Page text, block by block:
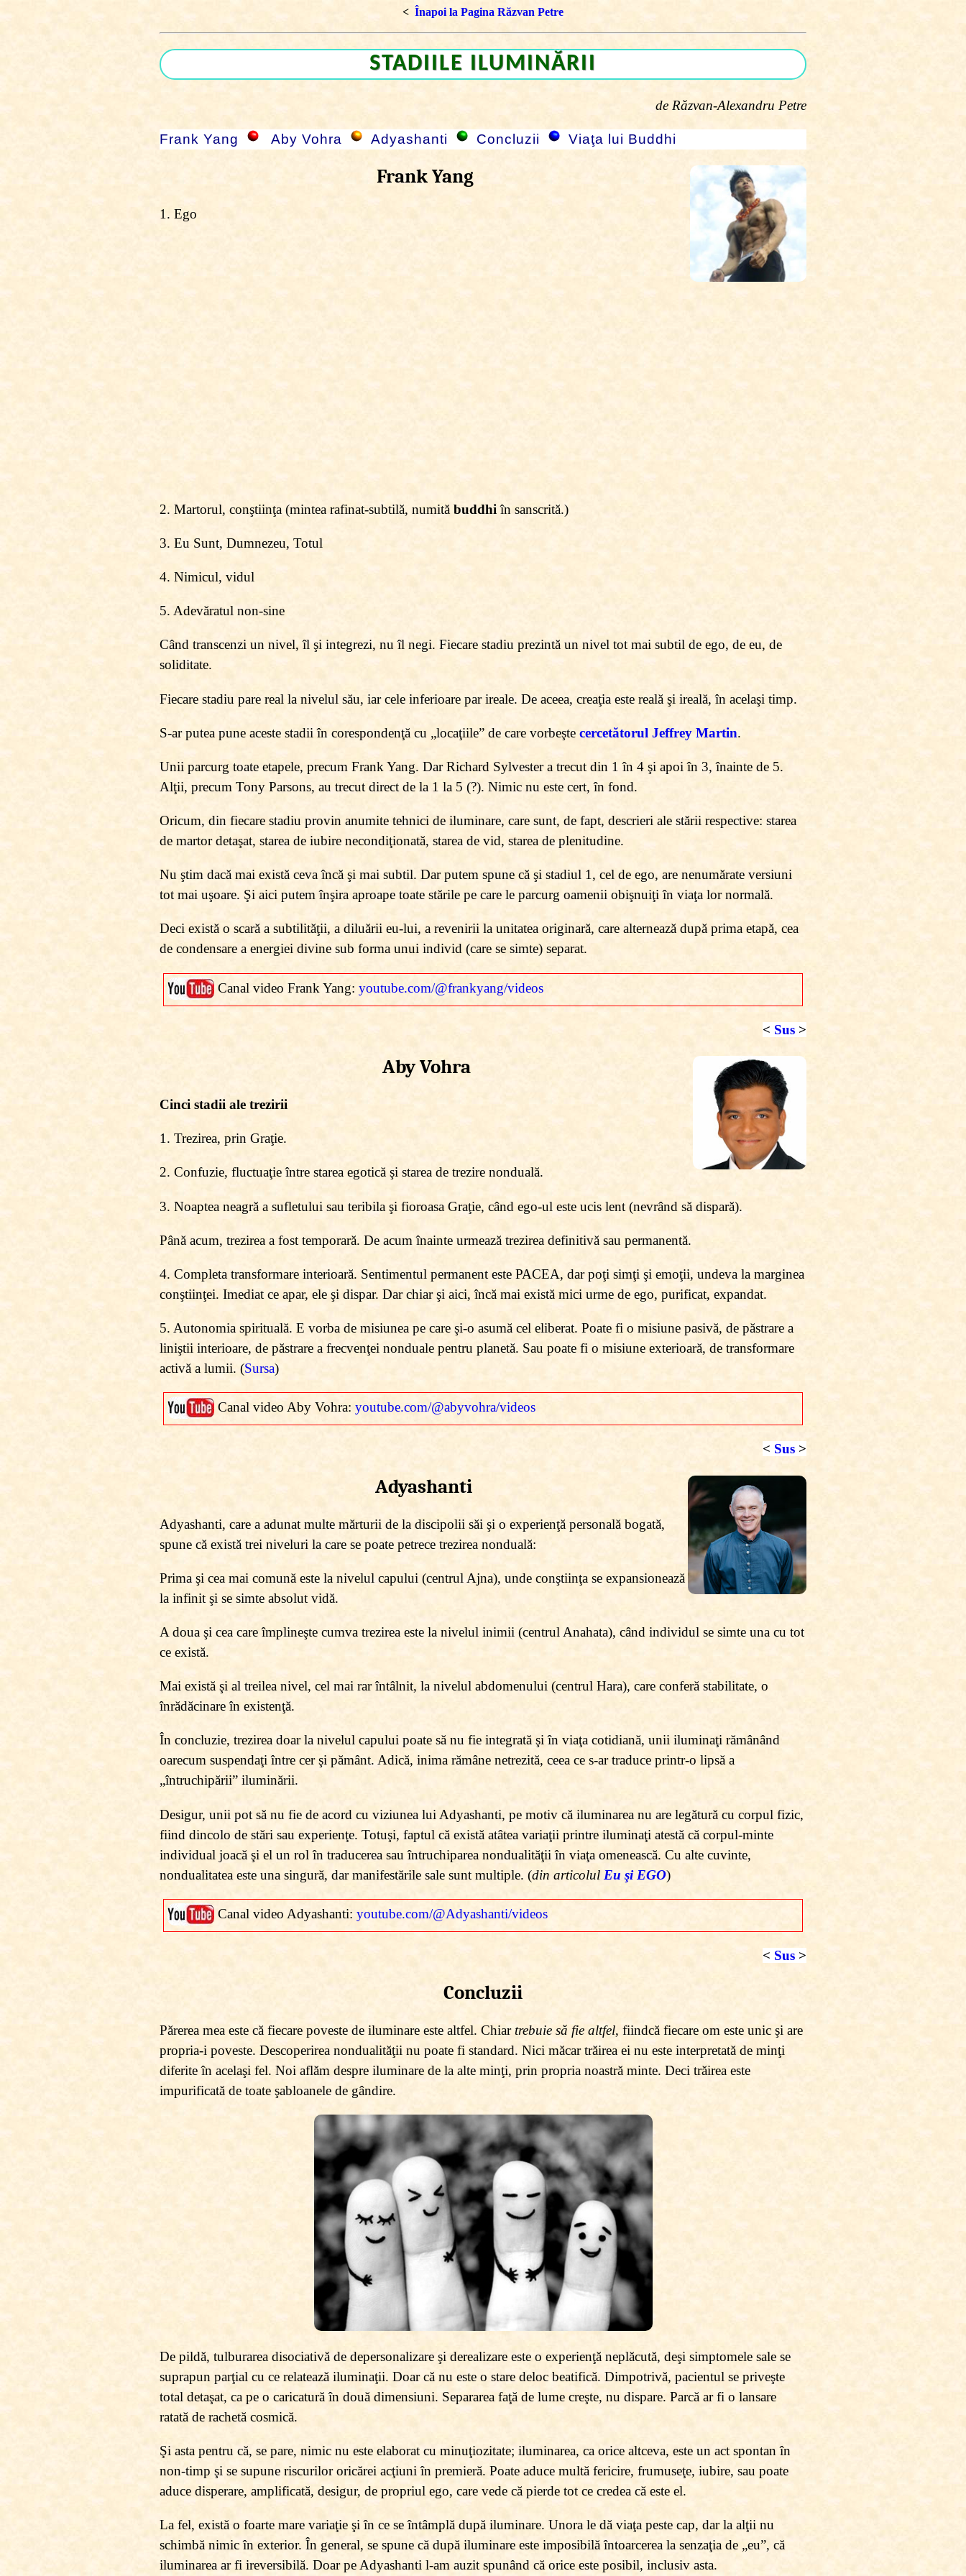
< Înapoi la Pagina Răzvan Petre
STADIILE ILUMINĂRII
de Răzvan-Alexandru Petre
Frank Yang Aby Vohra Adyashanti Concluzii Viaţa lui Buddhi
Frank Yang
1. Ego
2. Martorul, conştiinţa (mintea rafinat-subtilă, numită buddhi în sanscrită.)
3. Eu Sunt, Dumnezeu, Totul
4. Nimicul, vidul
5. Adevăratul non-sine
Când transcenzi un nivel, îl şi integrezi, nu îl negi. Fiecare stadiu prezintă un nivel tot mai subtil de ego, de eu, de
soliditate.
Fiecare stadiu pare real la nivelul său, iar cele inferioare par ireale. De aceea, creaţia este reală şi ireală, în acelaşi timp.
S-ar putea pune aceste stadii în corespondenţă cu „locaţiile” de care vorbeşte cercetătorul Jeffrey Martin.
Unii parcurg toate etapele, precum Frank Yang. Dar Richard Sylvester a trecut din 1 în 4 şi apoi în 3, înainte de 5.
Alţii, precum Tony Parsons, au trecut direct de la 1 la 5 (?). Nimic nu este cert, în fond.
Oricum, din fiecare stadiu provin anumite tehnici de iluminare, care sunt, de fapt, descrieri ale stării respective: starea
de martor detaşat, starea de iubire necondiţionată, starea de vid, starea de plenitudine.
Nu ştim dacă mai există ceva încă şi mai subtil. Dar putem spune că şi stadiul 1, cel de ego, are nenumărate versiuni
tot mai uşoare. Şi aici putem înşira aproape toate stările pe care le parcurg oamenii obişnuiţi în viaţa lor normală.
Deci există o scară a subtilităţii, a diluării eu-lui, a revenirii la unitatea originară, care alternează după prima etapă, cea
de condensare a energiei divine sub forma unui individ (care se simte) separat.
Canal video Frank Yang: youtube.com/@frankyang/videos
< Sus >
Aby Vohra
Cinci stadii ale trezirii
1. Trezirea, prin Graţie.
2. Confuzie, fluctuaţie între starea egotică şi starea de trezire nonduală.
3. Noaptea neagră a sufletului sau teribila şi fioroasa Graţie, când ego-ul este ucis lent (nevrând să dispară).
Până acum, trezirea a fost temporară. De acum înainte urmează trezirea definitivă sau permanentă.
4. Completa transformare interioară. Sentimentul permanent este PACEA, dar poţi simţi şi emoţii, undeva la marginea
conştiinţei. Imediat ce apar, ele şi dispar. Dar chiar şi aici, încă mai există mici urme de ego, purificat, expandat.
5. Autonomia spirituală. E vorba de misiunea pe care şi-o asumă cel eliberat. Poate fi o misiune pasivă, de păstrare a
liniştii interioare, de păstrare a frecvenţei nonduale pentru planetă. Sau poate fi o misiune exterioară, de transformare
activă a lumii. (Sursa)
Canal video Aby Vohra: youtube.com/@abyvohra/videos
< Sus >
Adyashanti
Adyashanti, care a adunat multe mărturii de la discipolii săi şi o experienţă personală bogată,
spune că există trei niveluri la care se poate petrece trezirea nonduală:
Prima şi cea mai comună este la nivelul capului (centrul Ajna), unde conştiinţa se expansionează
la infinit şi se simte absolut vidă.
A doua şi cea care împlineşte cumva trezirea este la nivelul inimii (centrul Anahata), când individul se simte una cu tot
ce există.
Mai există şi al treilea nivel, cel mai rar întâlnit, la nivelul abdomenului (centrul Hara), care conferă stabilitate, o
înrădăcinare în existenţă.
În concluzie, trezirea doar la nivelul capului poate să nu fie integrată şi în viaţa cotidiană, unii iluminaţi rămânând
oarecum suspendaţi între cer şi pământ. Adică, inima rămâne netrezită, ceea ce s-ar traduce printr-o lipsă a
„întruchipării” iluminării.
Desigur, unii pot să nu fie de acord cu viziunea lui Adyashanti, pe motiv că iluminarea nu are legătură cu corpul fizic,
fiind dincolo de stări sau experienţe. Totuşi, faptul că există atâtea variaţii printre iluminaţi atestă că corpul-minte
individual joacă şi el un rol în traducerea sau întruchiparea nondualităţii în viaţa omenească. Cu alte cuvinte,
nondualitatea este una singură, dar manifestările sale sunt multiple. (din articolul Eu şi EGO)
Canal video Adyashanti: youtube.com/@Adyashanti/videos
< Sus >
Concluzii
Părerea mea este că fiecare poveste de iluminare este altfel. Chiartrebuie să fie altfel, fiindcă fiecare om este unic şi are
propria-i poveste. Descoperirea nondualităţii nu poate fi standard. Nici măcar trăirea ei nu este interpretată de minţi
diferite în acelaşi fel. Noi aflăm despre iluminare de la alte minţi, prin propria noastră minte. Deci trăirea este
impurificată de toate şabloanele de gândire.
De pildă, tulburarea disociativă de depersonalizare şi derealizare este o experienţă neplăcută, deşi simptomele sale se
suprapun parţial cu ce relatează iluminaţii. Doar că nu este o stare deloc beatifică. Dimpotrivă, pacientul se priveşte
total detaşat, ca pe o caricatură în două dimensiuni. Separarea faţă de lume creşte, nu dispare. Parcă ar fi o lansare
ratată de rachetă cosmică.
Şi asta pentru că, se pare, nimic nu este elaborat cu minuţiozitate; iluminarea, ca orice altceva, este un act spontan în
non-timp şi se supune riscurilor oricărei acţiuni în premieră. Poate aduce multă fericire, frumuseţe, iubire, sau poate
aduce disperare, amplificată, desigur, de propriul ego, care vede că pierde tot ce credea că este el.
La fel, există o foarte mare variaţie şi în ce se întâmplă după iluminare. Unora le dă viaţa peste cap, dar la alţii nu
schimbă nimic în exterior. În general, se spune că după iluminare este imposibilă întoarcerea la senzaţia de „eu”, că
iluminarea ar fi ireversibilă. Doar pe Adyashanti l-am auzit spunând că orice este posibil, inclusiv asta.